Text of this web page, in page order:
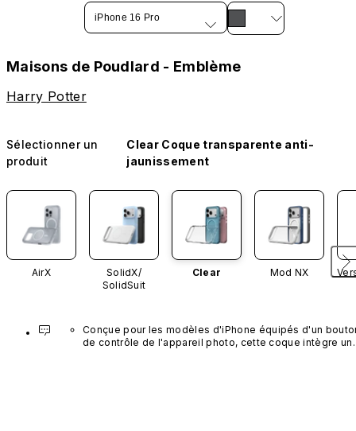
iPhone 16 Pro
Maisons de Poudlard - Emblème
Harry Potter
Sélectionner un
produit
Clear Coque transparente anti-
jaunissement
AirX
SolidX/
SolidSuit
Clear Mod NX
Conçue pour les modèles d'iPhone équipés d'un
de contrôle de l'appareil photo, cette coque intègre un